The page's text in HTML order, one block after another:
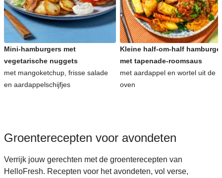
Kinderrecepten voor avondeten
Mini-hamburgers met
vegetarische nuggets
met mangoketchup, frisse salade
en aardappelschijfjes
Kleine half-om-half
met tapenade-roomsaus
met aardappel en wortel uit de
oven
Groenterecepten voor avondeten
Verrijk jouw gerechten met de groenterecepten van
HelloFresh. Recepten voor het avondeten, vol verse,